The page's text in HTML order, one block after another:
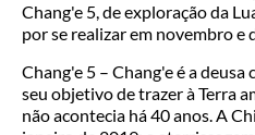
Chang'e 5, de exploração da
por se realizar em novembro e
Chang'e 5 – Chang'e é a deusa
seu objetivo de trazer à Terra
não acontecia há 40 anos. A